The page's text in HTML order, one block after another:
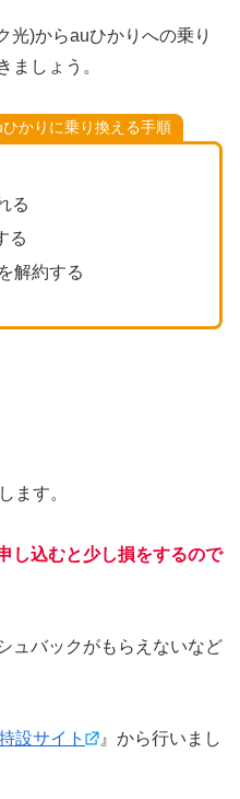
光)からauひかりへの乗り
ましょう。
かりに乗り換える手順
る
る
解約する
ます。
し込むと少し損をするので
ュバックがもらえないなど
設サイト
』から行いまし